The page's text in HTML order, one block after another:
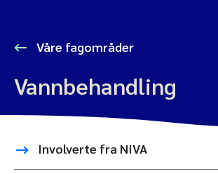
Våre fagområder
Vannbehandling
Involverte fra NIVA